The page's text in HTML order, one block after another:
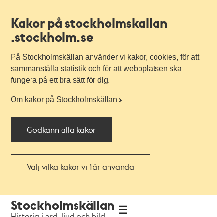
Kakor på stockholmskallan
.stockholm.se
På Stockholmskällan använder vi kakor, cookies, för att
sammanställa statistik och för att webbplatsen ska
fungera på ett bra sätt för dig.
Om kakor på Stockholmskällan
Godkänn alla kakor
Välj vilka kakor vi får använda
navigationen
huvudinnehållet
Stockholmskällan